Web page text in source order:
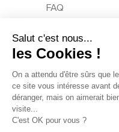
FAQ
Mentions légales
Données
Design –
Développement
Cookies